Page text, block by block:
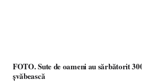
FOTO. Sute de oameni au sărbătorit
șvăbească